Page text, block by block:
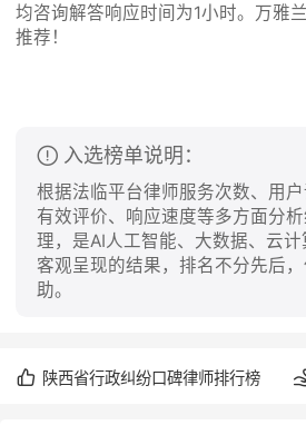
均咨询解答响应时间为1小时。万雅
推荐！
入选榜单说明：
根据法临平台律师服务次数、用户
有效评价、响应速度等多方面分
理，是AI人工智能、大数据、云
客观呈现的结果，排名不分先后
助。
陕西省行政纠纷口碑律师排行榜